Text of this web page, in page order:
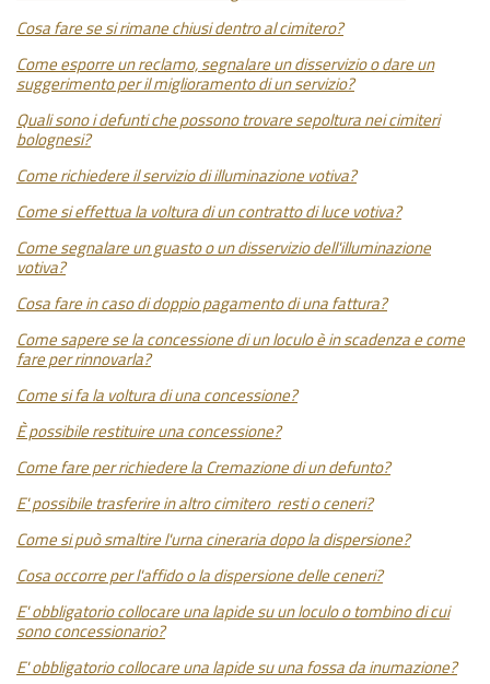
Cosa fare se si rimane chiusi dentro al cimitero?
Come esporre un reclamo, segnalare un disservizio o dare un
suggerimento per il miglioramento di un servizio?
Quali sono i defunti che possono trovare sepoltura nei cimiteri
bolognesi?
Come richiedere il servizio di illuminazione votiva?
Come si effettua la voltura di un contratto di luce votiva?
Come segnalare un guasto o un disservizio dell'illuminazione
votiva?
Cosa fare in caso di doppio pagamento di una fattura?
Come sapere se la concessione di un loculo è in scadenza e come
fare per rinnovarla?
Come si fa la voltura di una concessione?
È possibile restituire una concessione?
Come fare per richiedere la Cremazione di un defunto?
E' possibile trasferire in altro cimitero resti o ceneri?
Come si può smaltire l'urna cineraria dopo la dispersione?
Cosa occorre per l'affido o la dispersione delle ceneri?
E' obbligatorio collocare una lapide su un loculo o tombino di cui
sono concessionario?
E' obbligatorio collocare una lapide su una fossa da inumazione?